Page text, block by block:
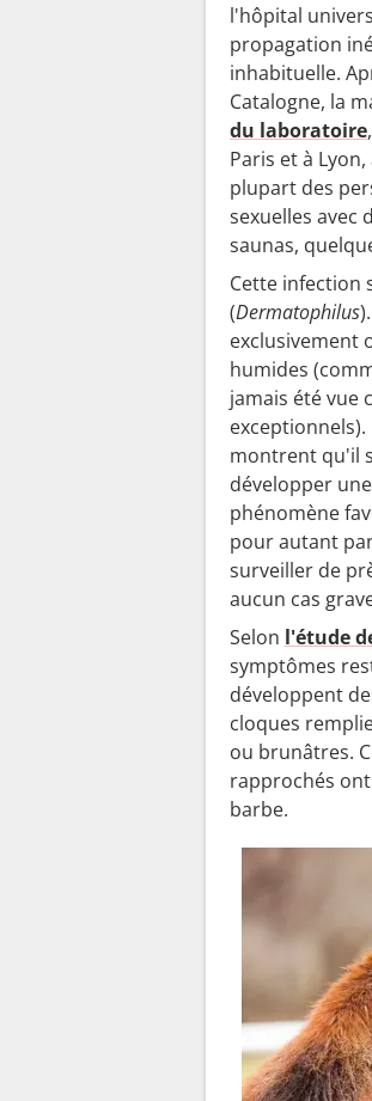
e
n
t
i
f
i
é
s
à
P
a
r
i
s
e
t
L
y
o
"
l'hôpital
propagation
inhabituelle.
Catalogne, la
du laboratoire
Paris et à
plupart des
sexuelles avec
saunas,
Cette infection
(Dermatophilus).
exclusivement
humides
jamais été vue
montrent qu'il
développer
phénomène
pour autant
surveiller de
aucun cas
Selon l'étude
symptômes
développent
cloques
ou brunâtres.
rapprochés
barbe.